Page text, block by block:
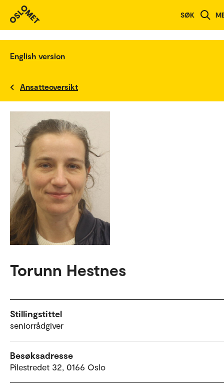
SØK
English version
Ansatteoversikt
Torunn Hestnes
Stillingstittel
seniorrådgiver
Besøksadresse
Pilestredet 32, 0166 Oslo